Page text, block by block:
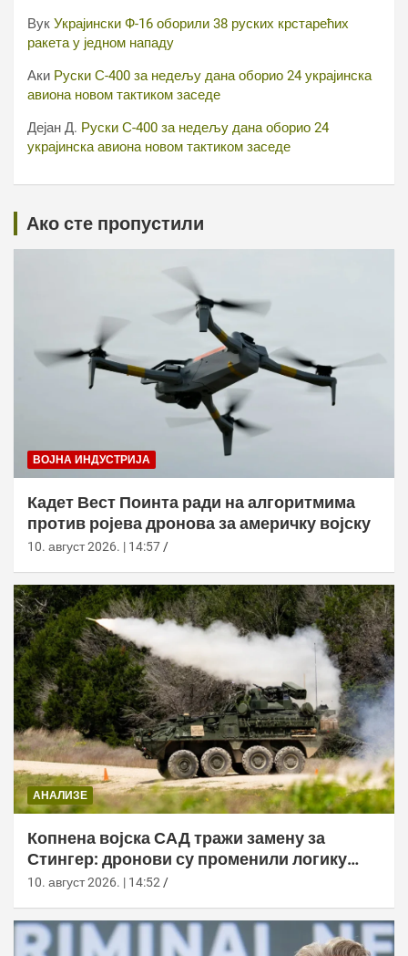
Вук Украјински Ф-16 оборили 38 руских крстарећих
ракета у једном нападу
Аки Руски С-400 за недељу дана оборио 24 украјинска
авиона новом тактиком заседе
Дејан Д. Руски С-400 за недељу дана оборио 24
украјинска авиона новом тактиком заседе
Ако сте пропустили
ВОЈНА ИНДУСТРИЈА
Кадет Вест Поинта ради на алгоритмима
против ројева дронова за америчку војску
10. август 2026. | 14:57
АНАЛИЗЕ
Копнена војска САД тражи замену за
Стингер: дронови су променили логику
ПВО
10. август 2026. | 14:52